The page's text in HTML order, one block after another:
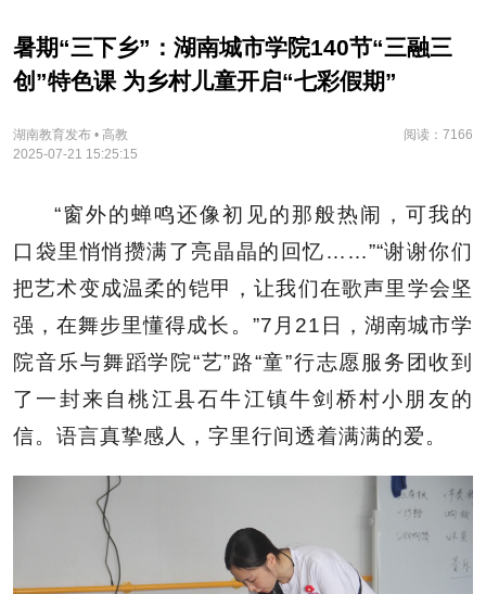
暑期“三下乡”：湖南城市学院140节“三融三
创”特色课 为乡村儿童开启“七彩假期”
湖南教育发布 • 高教
阅读：7166
2025-07-21 15:25:15
“窗外的蝉鸣还像初见的那般热闹，可我的
口袋里悄悄攒满了亮晶晶的回忆……”“谢谢你们
把艺术变成温柔的铠甲，让我们在歌声里学会坚
强，在舞步里懂得成长。”7月21日，湖南城市学
院音乐与舞蹈学院“艺”路“童”行志愿服务团收到
了一封来自桃江县石牛江镇牛剑桥村小朋友的
信。语言真挚感人，字里行间透着满满的爱。